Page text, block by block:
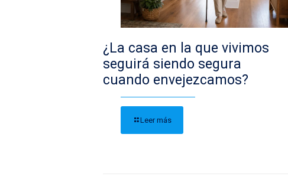
¿La casa en la que vivimos
seguirá siendo segura
cuando envejezcamos?
Leer más